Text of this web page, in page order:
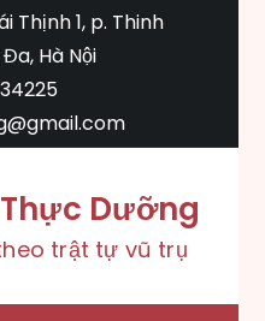
Thịnh 1, p. Thinh
Hà Nội
Dưỡng
trật tự vũ trụ